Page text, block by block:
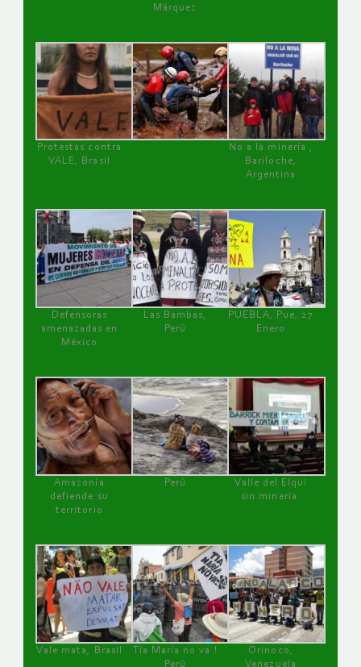
Márquez
Protestas contra
VALE, Brasil
No a la minería ,
Bariloche,
Argentina
Defensoras
amenazadas en
México
Las Bambas,
Perú
PUEBLA, Pue, 27
Enero
Amazonía
defiende su
territorio
Perú
Valle del Elqui
sin minería.
Vale mata, Brasil
Tía María no va !
Perú
Orinoco,
Venezuela